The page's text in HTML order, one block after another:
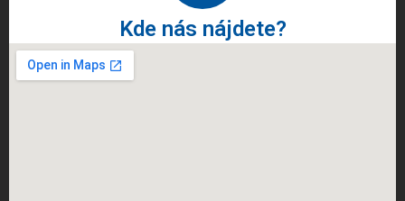
Kde nás nájdete?